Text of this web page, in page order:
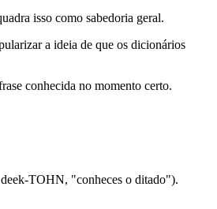
isso como sabedoria geral.
a ideia de que os dicionários
conhecida no momento certo.
TOHN, "conheces o ditado").